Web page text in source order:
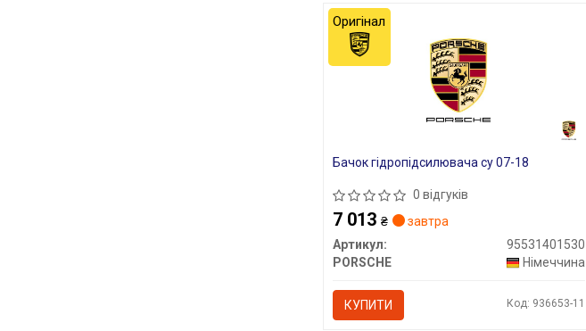
Бачок гідропідсилювача cy 07-18
0 відгуків
7 013 ₴
завтра
Артикул:
95531401530
PORSCHE
Німеччина
КУПИТИ Код: 936653-11
Оригінал